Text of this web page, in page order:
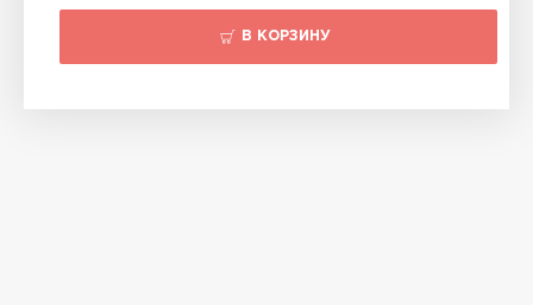
В КОРЗИНУ